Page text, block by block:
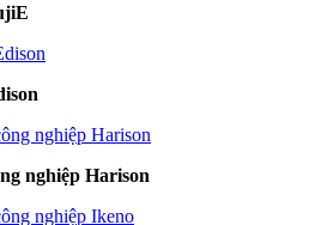
nghiệp Harison